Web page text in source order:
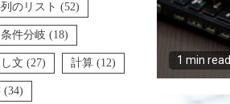
1 min read
のリスト (52)
条件分岐 (18)
文 (27) 計算 (12)
(34)